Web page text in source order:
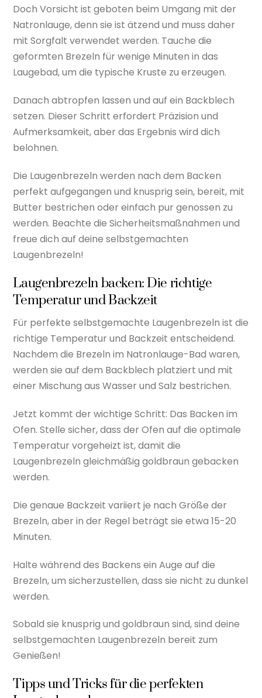
Doch Vorsicht ist geboten beim Umgang mit der
Natronlauge, denn sie ist ätzend und muss daher
mit Sorgfalt verwendet werden. Tauche die
geformten Brezeln für wenige Minuten in das
Laugebad, um die typische Kruste zu erzeugen.
Danach abtropfen lassen und auf ein Backblech
setzen. Dieser Schritt erfordert Präzision und
Aufmerksamkeit, aber das Ergebnis wird dich
belohnen.
Die Laugenbrezeln werden nach dem Backen
perfekt aufgegangen und knusprig sein, bereit, mit
Butter bestrichen oder einfach pur genossen zu
werden. Beachte die Sicherheitsmaßnahmen und
freue dich auf deine selbstgemachten
Laugenbrezeln!
Laugenbrezeln backen: Die richtige
Temperatur und Backzeit
Für perfekte selbstgemachte Laugenbrezeln ist die
richtige Temperatur und Backzeit entscheidend.
Nachdem die Brezeln im Natronlauge-Bad waren,
werden sie auf dem Backblech platziert und mit
einer Mischung aus Wasser und Salz bestrichen.
Jetzt kommt der wichtige Schritt: Das Backen im
Ofen. Stelle sicher, dass der Ofen auf die optimale
Temperatur vorgeheizt ist, damit die
Laugenbrezeln gleichmäßig goldbraun gebacken
werden.
Die genaue Backzeit variiert je nach Größe der
Brezeln, aber in der Regel beträgt sie etwa 15-20
Minuten.
Halte während des Backens ein Auge auf die
Brezeln, um sicherzustellen, dass sie nicht zu dunkel
werden.
Sobald sie knusprig und goldbraun sind, sind deine
selbstgemachten Laugenbrezeln bereit zum
Genießen!
Tipps und Tricks für die perfekten